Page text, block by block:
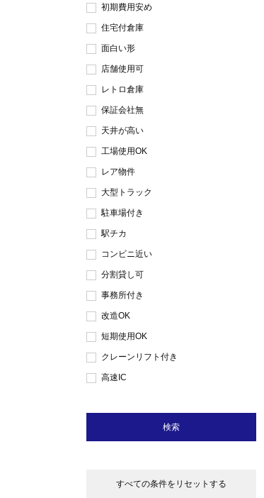
初期費用安め
住宅付倉庫
面白い形
店舗使用可
レトロ倉庫
保証会社無
天井が高い
工場使用OK
レア物件
大型トラック
駐車場付き
駅チカ
コンビニ近い
分割貸し可
事務所付き
改造OK
短期使用OK
クレーンリフト付き
高速IC
検索
すべての条件をリセットする